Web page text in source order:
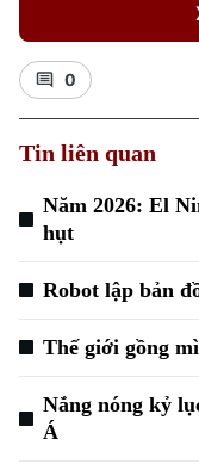
Xu hướng
0
Tin liên quan
Năm 2026: El
hụt
Robot lập bản
Thế giới gồng
Nắng nóng kỷ
Á